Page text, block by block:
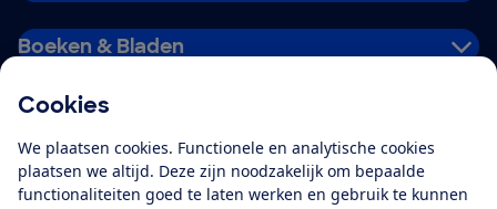
Cookies
We plaatsen cookies. Functionele en analytische cookies
plaatsen we altijd. Deze zijn noodzakelijk om bepaalde
functionaliteiten goed te laten werken en gebruik te kunnen
Boeken & Bladen